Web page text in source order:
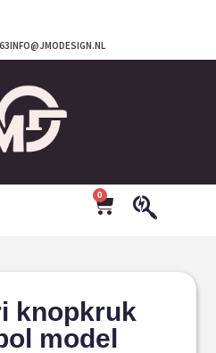
INFO@JMODESIGN.NL
0
knopkruk
model